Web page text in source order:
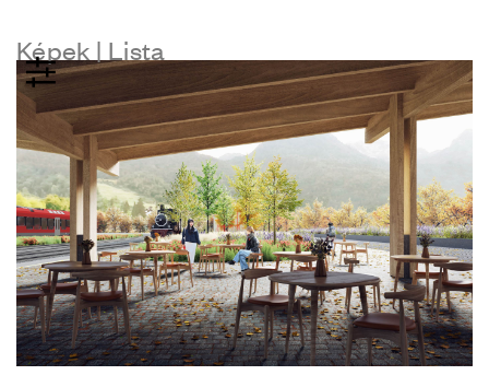
Képek | Lista